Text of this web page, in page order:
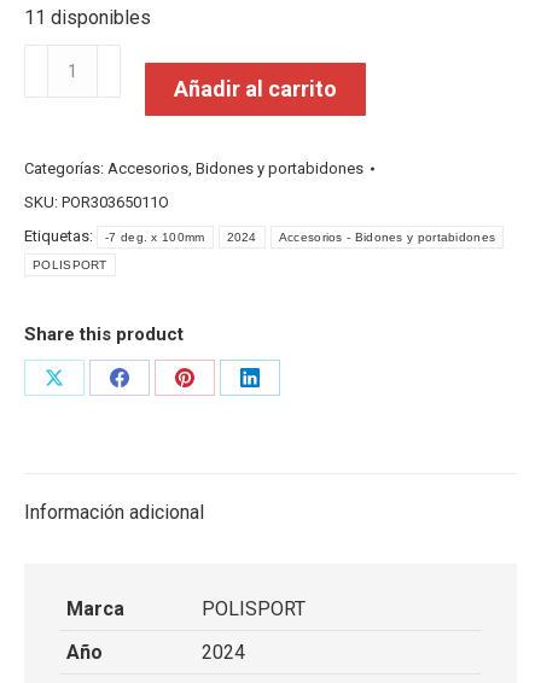
11 disponibles
Portabidon
Negro
cantidad
Añadir al carrito
Categorías: Accesorios, Bidones y portabidones
SKU: POR30365011O
Etiquetas:
-7 deg. x 100mm 2024 Accesorios - Bidones y portabidones
POLISPORT
Share this product
Share
Share
Share
Share
Información adicional
Marca
POLISPORT
Año
2024